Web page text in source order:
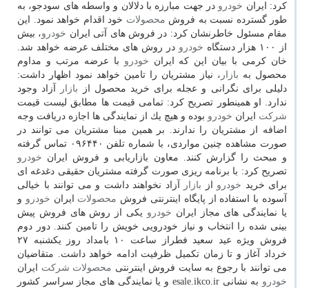
كرد: ایران خودرو در جهت مبارزه با دلالان و واسطه های سودجو، به
طور گسترده نسبت به فروش محصولات خود اقدام خواهد نمود. این
مقام مسئول خاطرنشان كرد: در فروش های آتی ایران خودرو، بیش
از ۱۰۰ هزار دستگاه
خودرو در روش های مختلف عرضه خواهد شد.
خان كرمی با بیان این كه ایران خودرو با عرضه مرتب و مداوم
محصول به بازار ، نیاز مشتریان را تامین خواهد نمود اظهار داشت:
دلیلی برای نگرانی و عجله برای خرید محصول از بازار
آزاد وجود
ندارد. او همینطور تصریح كرد: تمامی قیمت ها مطابق لیست قیمت
شركت ایران خودرو بوده و هیچ یك از نمایندگی ها اجازه دریافت وجه
اضافه از مشتریان را ندارند. بر همین مبنا مشتریان می توانند در
صورت مشاهده چنین مواردی، با شماره تلفن ۰۹۶۴۴۰ تماس گرفته
و مبحث را گزارش كنند. معاون بازاریابی و فروش ایران خودرو
تصریح كرد: با برنامه ریزی صورت گرفته مشتریان حقیقی دغدغه ای
برای خرید خودرو از بازار
آزاد نخواهند داشت و می توانند با خیالی
آسوده با استفاده از پایگاه اینترنتی فروش محصولات ایران خودرو و
یا نمایندگی های مجاز ایران خودرو یكی از روش های فروش پیش
بینی شده را انتخاب و نیاز خودرویی خویش را تامین كنند. دور دوم
فروش ویژه عید سعید فطراز ساعت ۱۰ بامداد روز یكشنبه ۲۷
خرداد آغاز و تا زمان تكمیل ظرفیت ادامه خواهد داشت. متقاضیان
می توانند با رجوع به سایت فروش اینترنتی محصولات شركت ایران
خودرو
به نشانی esale.ikco.ir و یا نمایندگی های مجاز سراسر كشور